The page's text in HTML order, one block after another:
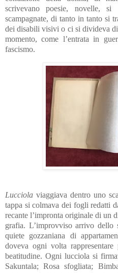
scrivevano poesie, novelle,
scampagnate, di tanto in tanto si
dei disabili visivi o ci si divideva
momento, come l’entrata in
fascismo.
Lucciolaviaggiava dentro uno
tappa si colmava dei fogli redatti
recante l’impronta originale di un
grafia. L’improvviso arrivo dello
quiete gozzaniana di
doveva ogni volta
beatitudine. Ogni lucciola si
Sakuntala; Rosa sfogliata;